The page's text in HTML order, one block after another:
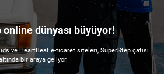
dünyası büyüyor!
ve HeartBeat e-ticaret siteleri, SuperStep çatısı
bir araya geliyor.